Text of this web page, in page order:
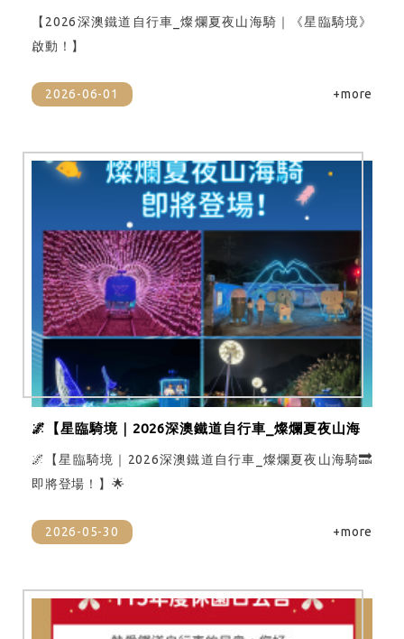
境》啟動！】
【2026深澳鐵道自行車_燦爛夏夜山海騎｜《星臨騎境》
啟動！】
2026-06-01 +more
🌌【星臨騎境｜2026深澳鐵道自行車_燦爛夏夜山海
騎🔜即將登場！】🌟
🌌【星臨騎境｜2026深澳鐵道自行車_燦爛夏夜山海騎🔜
即將登場！】🌟
2026-05-30 +more